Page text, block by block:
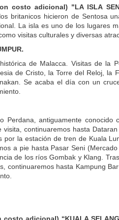
costo adicional) "LA ISLA
britanicos hicieron de Sentosa
La isla es uno de los lugares
visitas culturales y diversas
de Malacca. Visitas de la
de Cristo, la Torre del Reloj,
Se acaba el día con un
Perdana, antiguamente
continuaremos hasta
por la estación de tren de Kuala
a pie hasta Pasar Seni
de los ríos Gombak y Klang.
continuaremos hasta Kampung